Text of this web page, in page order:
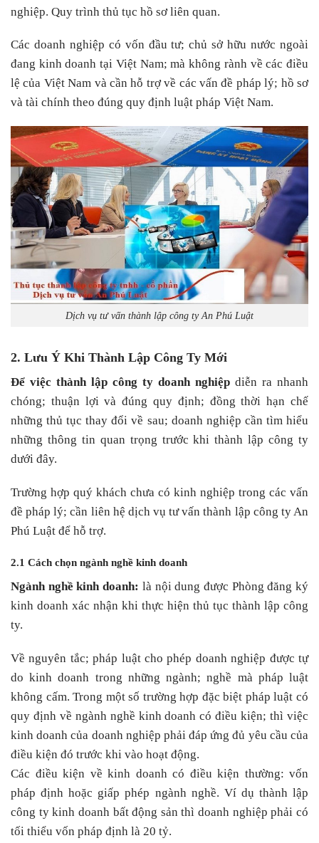
nghiệp. Quy trình thủ tục hồ sơ liên quan.
Các doanh nghiệp có vốn đầu tư; chủ sở hữu nước ngoài
đang kinh doanh tại Việt Nam; mà không rành về các điều
lệ của Việt Nam và cần hỗ trợ về các vấn đề pháp lý; hồ sơ
và tài chính theo đúng quy định luật pháp Việt Nam.
Dịch vụ tư vấn thành lập công ty An Phú Luật
2. Lưu Ý Khi Thành Lập Công Ty Mới
Để việc thành lập công ty doanh nghiệp diễn ra nhanh
chóng; thuận lợi và đúng quy định; đồng thời hạn chế
những thủ tục thay đổi về sau; doanh nghiệp cần tìm hiểu
những thông tin quan trọng trước khi thành lập công ty
dưới đây.
Trường hợp quý khách chưa có kinh nghiệp trong các vấn
đề pháp lý; cần liên hệ dịch vụ tư vấn thành lập công ty An
Phú Luật để hỗ trợ.
2.1 Cách chọn ngành nghề kinh doanh
Ngành nghề kinh doanh: là nội dung được Phòng đăng ký
kinh doanh xác nhận khi thực hiện thủ tục thành lập công
ty.
Về nguyên tắc; pháp luật cho phép doanh nghiệp được tự
do kinh doanh trong những ngành; nghề mà pháp luật
không cấm. Trong một số trường hợp đặc biệt pháp luật có
quy định về ngành nghề kinh doanh có điều kiện; thì việc
kinh doanh của doanh nghiệp phải đáp ứng đủ yêu cầu của
điều kiện đó trước khi vào hoạt động.
Các điều kiện về kinh doanh có điều kiện thường: vốn
pháp định hoặc giấp phép ngành nghề. Ví dụ thành lập
công ty kinh doanh bất động sản thì doanh nghiệp phải có
tối thiểu vốn pháp định là 20 tỷ.